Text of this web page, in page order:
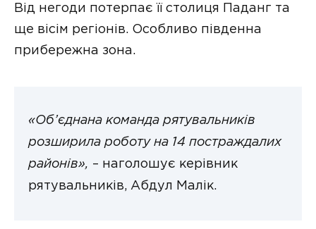
Від негоди потерпає її столиця Паданг та
ще вісім регіонів. Особливо південна
прибережна зона.
«Об’єднана команда рятувальників
розширила роботу на 14 постраждалих
районів», – наголошує керівник
рятувальників, Абдул Малік.